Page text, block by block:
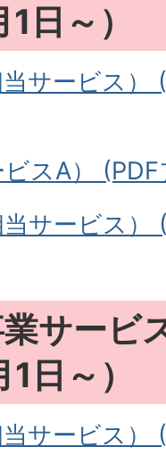
日～）
サービス）
スA）
サービス）
サービ
日～）
サービス）